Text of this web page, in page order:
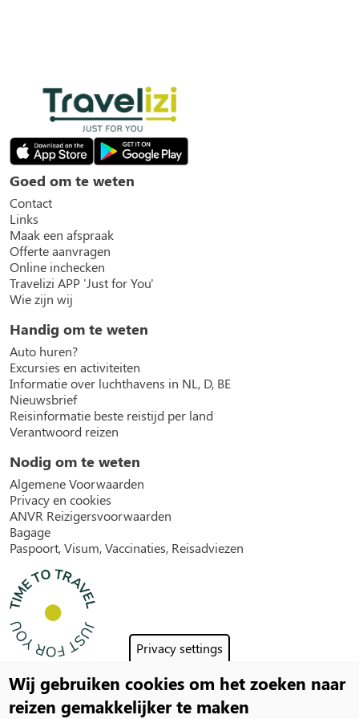
Privacy settings
Wij gebruiken cookies om het zoeken naar
reizen gemakkelijker te maken
Goed om te weten
Contact
Links
Maak een afspraak
Offerte aanvragen
Online inchecken
Travelizi APP 'Just for You'
Wie zijn wij
Handig om te weten
Auto huren?
Excursies en activiteiten
Informatie over luchthavens in NL, D, BE
Nieuwsbrief
Reisinformatie beste reistijd per land
Verantwoord reizen
Nodig om te weten
Algemene Voorwaarden
Privacy en cookies
ANVR Reizigersvoorwaarden
Bagage
Paspoort, Visum, Vaccinaties, Reisadviezen
Social